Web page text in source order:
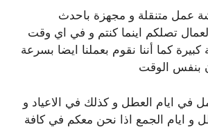
عمل متنقلة و مجهزة باحدث
تصلكم اينما كنتم و في اي وقت
كما أننا نقوم بعملنا ايضا بسرعة
بنفس الوقت
في ايام العطل و كذلك في الاعياد و
و ايام الجمع اذا نحن معكم في كافة